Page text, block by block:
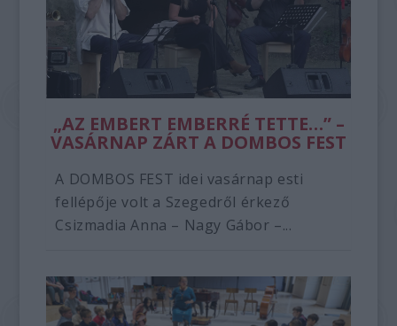
„AZ EMBERT EMBERRÉ TETTE…” –
VASÁRNAP ZÁRT A DOMBOS FEST
A DOMBOS FEST idei vasárnap esti
fellépője volt a Szegedről érkező
Csizmadia Anna – Nagy Gábor –...